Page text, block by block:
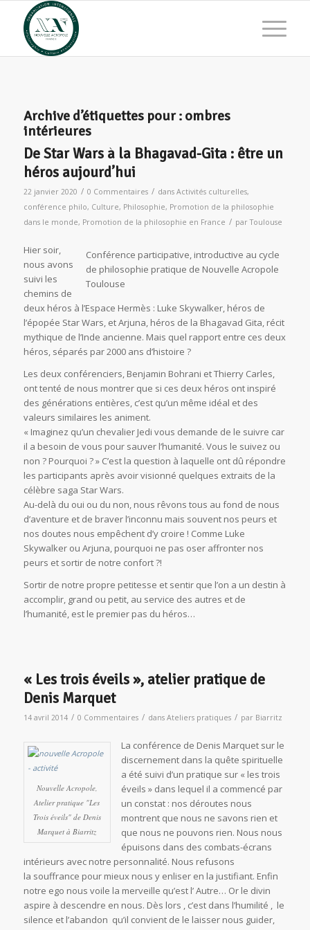
Archive d’étiquettes pour : ombres
intérieures
De Star Wars à la Bhagavad-Gita : être un
héros aujourd’hui
22 janvier 2020 / 0 Commentaires / dans Activités culturelles,
conférence philo, Culture, Philosophie, Promotion de la philosophie
dans le monde, Promotion de la philosophie en France / parToulouse
Conférence participative, introductive au cycle
de philosophie pratique de Nouvelle Acropole
Toulouse
Hier soir,
nous avons
suivi les
chemins de
deux héros à l’Espace Hermès : Luke Skywalker, héros de
l’épopée Star Wars, et Arjuna, héros de la Bhagavad Gita, récit
mythique de l’Inde ancienne. Mais quel rapport entre ces deux
héros, séparés par 2000 ans d’histoire ?
Les deux conférenciers, Benjamin Bohrani et Thierry Carles,
ont tenté de nous montrer que si ces deux héros ont inspiré
des générations entières, c’est qu’un même idéal et des
valeurs similaires les animent.
« Imaginez qu’un chevalier Jedi vous demande de le suivre car
il a besoin de vous pour sauver l’humanité. Vous le suivez ou
non ? Pourquoi ? » C’est la question à laquelle ont dû répondre
les participants après avoir visionné quelques extraits de la
célèbre saga Star Wars.
Au-delà du oui ou du non, nous rêvons tous au fond de nous
d’aventure et de braver l’inconnu mais souvent nos peurs et
nos doutes nous empêchent d’y croire ! Comme Luke
Skywalker ou Arjuna, pourquoi ne pas oser affronter nos
peurs et sortir de notre confort ?!
Sortir de notre propre petitesse et sentir que l’on a un destin à
accomplir, grand ou petit, au service des autres et de
l’humanité, est le premier pas du héros…
« Les trois éveils », atelier pratique de
Denis Marquet
14 avril 2014 / 0 Commentaires / dans Ateliers pratiques / par Biarritz
Nouvelle Acropole,
Atelier pratique "Les
Trois éveils" de Denis
Marquet à Biarritz
La conférence de Denis Marquet sur le
discernement dans la quête spirituelle
a été suivi d’un pratique sur « les trois
éveils » dans lequel il a commencé par
un constat : nos déroutes nous
montrent que nous ne savons rien et
que nous ne pouvons rien. Nous nous
épuisons dans des combats-écrans
intérieurs avec notre personnalité. Nous refusons
la souffrance pour mieux nous y enliser en la justifiant. Enfin
notre ego nous voile la merveille qu’est l’ Autre… Or le divin
aspire à descendre en nous. Dès lors , c’est dans l’humilité , le
silence et l’abandon qu’il convient de le laisser nous guider,